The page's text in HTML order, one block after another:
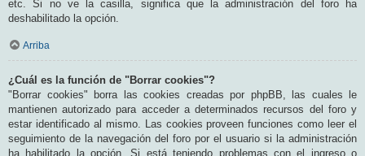
etc. Si no ve la casilla, significa que la administración del foro ha
deshabilitado la opción.
Arriba
¿Cuál es la función de "Borrar cookies"?
"Borrar cookies" borra las cookies creadas por phpBB, las cuales le
mantienen autorizado para acceder a determinados recursos del foro y
estar identificado al mismo. Las cookies proveen funciones como leer el
seguimiento de la navegación del foro por el usuario si la administración
ha habilitado la opción. Si está teniendo problemas con el ingreso o